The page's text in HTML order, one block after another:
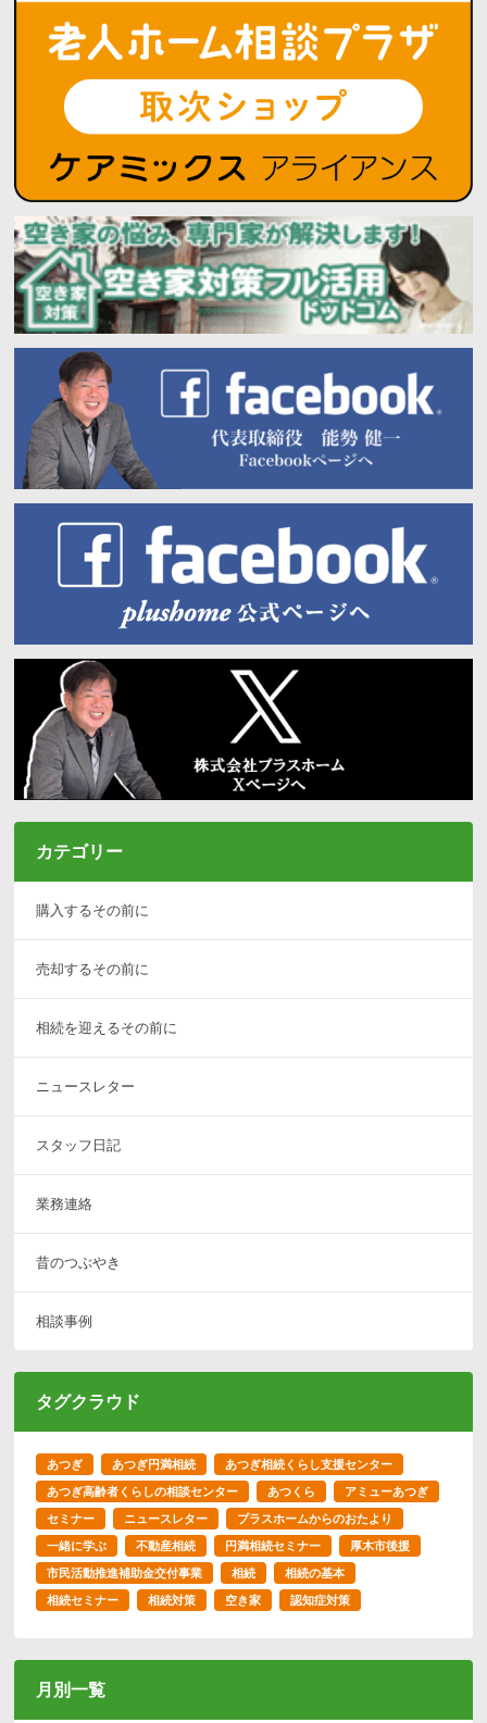
カテゴリー
購入するその前に
売却するその前に
相続を迎えるその前に
ニュースレター
スタッフ日記
業務連絡
昔のつぶやき
相談事例
タグクラウド
あつぎ あつぎ円満相続 あつぎ相続くらし支援センター
あつぎ高齢者くらしの相談センター あつくら アミューあつぎ
セミナー ニュースレター プラスホームからのおたより
一緒に学ぶ 不動産相続 円満相続セミナー 厚木市後援
市民活動推進補助金交付事業 相続 相続の基本
相続セミナー 相続対策 空き家 認知症対策
月別一覧